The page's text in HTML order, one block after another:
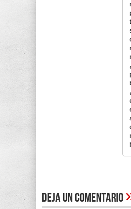
Deja un comentario